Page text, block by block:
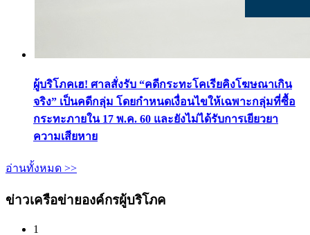
ผู้บริโภคเฮ! ศาลสั่งรับ “คดีกระทะโคเรียคิงโฆษณาเกิน
จริง” เป็นคดีกลุ่ม โดยกำหนดเงื่อนไขให้เฉพาะกลุ่มที่ซื้อ
กระทะภายใน 17 พ.ค. 60 และยังไม่ได้รับการเยียวยา
ความเสียหาย
อ่านทั้งหมด >>
ข่าวเครือข่ายองค์กรผู้บริโภค
1